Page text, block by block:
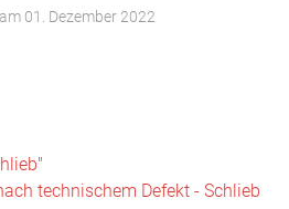
am 01. Dezember 2022
technischem Defekt - Schlieb